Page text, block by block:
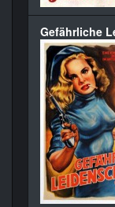
Gefährliche